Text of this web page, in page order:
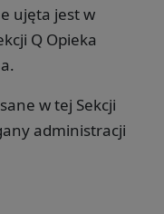
ujęta jest w
Q Opieka
w tej Sekcji
administracji